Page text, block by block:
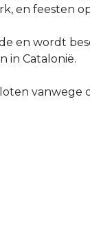
en feesten
en wordt
in Catalonië.
vanwege